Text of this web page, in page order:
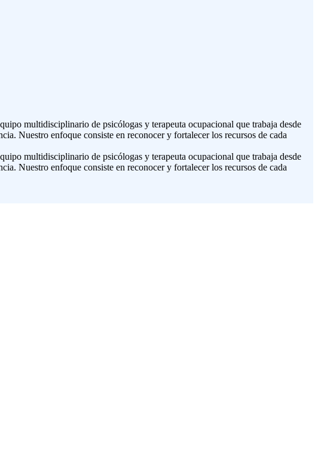
multidisciplinario de psicólogas y terapeuta ocupacional que trabaja desde
Nuestro enfoque consiste en reconocer y fortalecer los recursos de cada
multidisciplinario de psicólogas y terapeuta ocupacional que trabaja desde
Nuestro enfoque consiste en reconocer y fortalecer los recursos de cada